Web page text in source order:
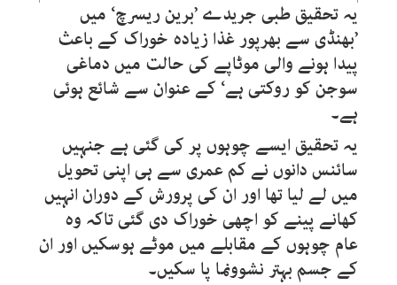
یہ تحقیق طبی جریدے ’برین ریسرچ‘ میں
’بھنڈی سے بھرپور غذا زیادہ خوراک کے باعث
پیدا ہونے والی موٹاپے کی حالت میں دماغی
سوجن کو روکتی ہے‘ کے عنوان سے شائع ہوئی
ہے۔
یہ تحقیق ایسے چوہوں پر کی گئی ہے جنہیں
سائنس دانوں نے کم عمری سے ہی اپنی تحویل
میں لے لیا تھا اور ان کی پرورش کے دوران انہیں
کھانے پینے کو اچھی خوراک دی گئی تاکہ وہ
عام چوہوں کے مقابلے میں موٹے ہوسکیں اور ان
کے جسم بہتر نشوونما پا سکیں۔